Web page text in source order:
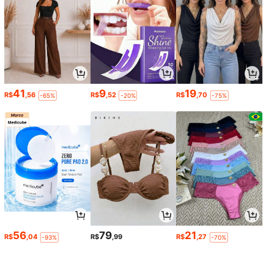
R$41,56 -65% R$9,52 -20% R$19,70 -75%
R$56,04 -93% R$79,99 R$21,27 -70%